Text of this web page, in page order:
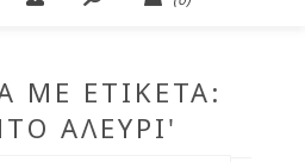
ΜΕ ΕΤΙΚΈΤΑ:
ΑΛΕΎΡΙ'